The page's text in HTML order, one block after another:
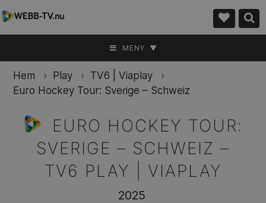
MENY ▼
Hem › Play › TV6 | Viaplay
›
Euro Hockey Tour: Sverige – Schweiz
EURO HOCKEY TOUR:
SVERIGE – SCHWEIZ –
TV6 PLAY | VIAPLAY
2025